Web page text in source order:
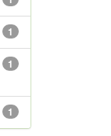
1
1
1